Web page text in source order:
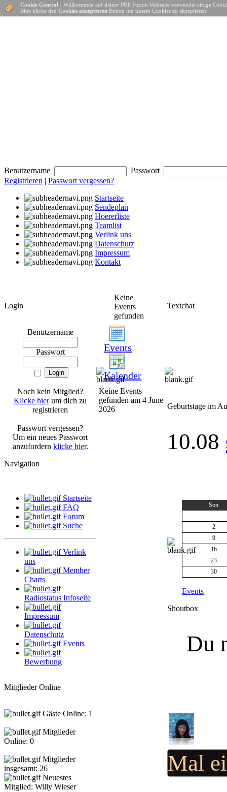
Benutzername
Passwort
Registrieren | Passwort vergessen?
Startseite
Sendeplan
Hoererliste
Teamlist
Verlink uns
Datenschutz
Impressum
Kontakt
Login
Benutzername
Passwort
Noch kein Mitglied?
Klicke hierum dich zu
registrieren
Passwort vergessen?
Um ein neues Passwort
anzufordern klicke hier.
Navigation
Startseite
FAQ
Forum
Suche
Verlink
uns
Member
Charts
Radiostatus Infoseite
Impressum
Datenschutz
Events
Bewerbung
Mitglieder Online
Gäste Online: 1
Mitglieder
Online: 0
Mitglieder
insgesamt: 26
Neuestes
Mitglied: Willy Wieser
Keine
Events
gefunden
Events
Kalender
Keine Events
gefunden am 4 June
2026
Cookie Control - Willkommen auf deiner PHP Fusion Webseite verwendet einige
Bitte klicke den Cookies akzeptieren Button um unsere Cookies zu akzeptieren.
Textchat
Geburtstage im
10.08
Son
2
9
16
23
30
Events
Shoutbox
Du
Mal